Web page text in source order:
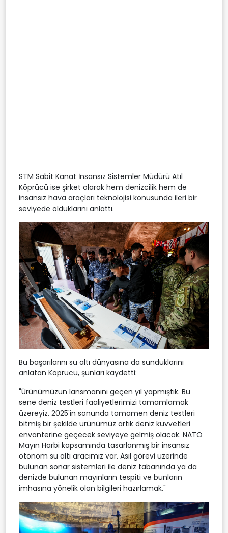
STM Sabit Kanat İnsansız Sistemler Müdürü Atıl
Köprücü ise şirket olarak hem denizcilik hem de
insansız hava araçları teknolojisi konusunda ileri bir
seviyede olduklarını anlattı.
Bu başarılarını su altı dünyasına da sunduklarını
anlatan Köprücü, şunları kaydetti:
"Ürünümüzün lansmanını geçen yıl yapmıştık. Bu
sene deniz testleri faaliyetlerimizi tamamlamak
üzereyiz. 2025'in sonunda tamamen deniz testleri
bitmiş bir şekilde ürünümüz artık deniz kuvvetleri
envanterine geçecek seviyeye gelmiş olacak. NATO
Mayın Harbi kapsamında tasarlanmış bir insansız
otonom su altı aracımız var. Asıl görevi üzerinde
bulunan sonar sistemleri ile deniz tabanında ya da
denizde bulunan mayınların tespiti ve bunların
imhasına yönelik olan bilgileri hazırlamak."